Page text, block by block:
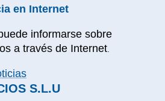
en Internet
informarse sobre
a través de Internet
S.L.U